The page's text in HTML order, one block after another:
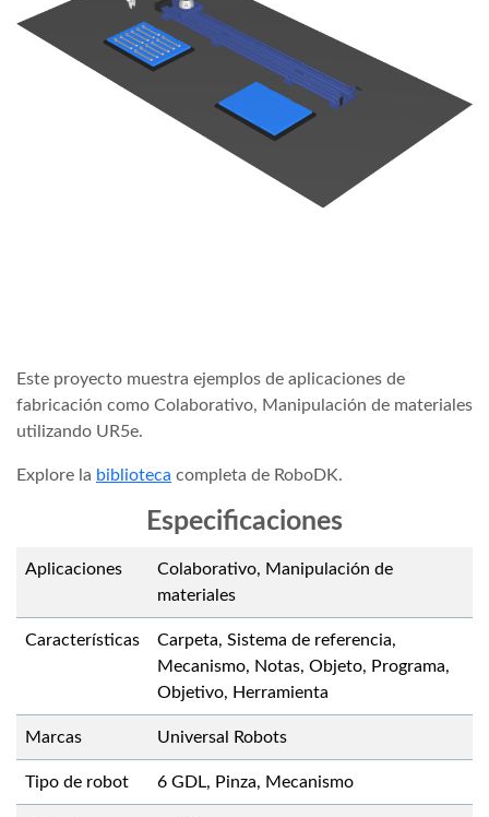
Este proyecto muestra ejemplos de aplicaciones de
fabricación como Colaborativo, Manipulación de materiales
utilizando UR5e.
Explore la biblioteca completa de RoboDK.
Especificaciones
Aplicaciones
Colaborativo, Manipulación de
materiales
Características
Carpeta, Sistema de referencia,
Mecanismo, Notas, Objeto, Programa,
Objetivo, Herramienta
Marcas Universal Robots
Tipo de robot 6 GDL, Pinza, Mecanismo